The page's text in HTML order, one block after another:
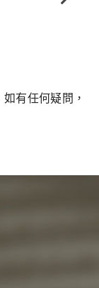
有任何疑問，